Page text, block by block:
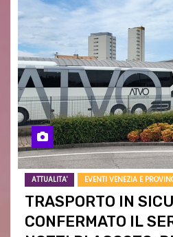
ATTUALITA' EVENTI VENEZIA E
TRASPORTO IN
CONFERMATO IL